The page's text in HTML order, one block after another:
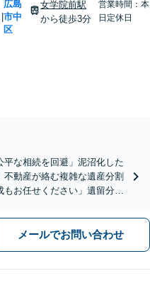
広島
市中
区
女学院前駅
から徒歩3分
営業時間：本
日定休日
平な相続を回避」泥沼化した
動産が絡む複雑な遺産分割
お任せください」遺留分侵
メールでお問い合わせ